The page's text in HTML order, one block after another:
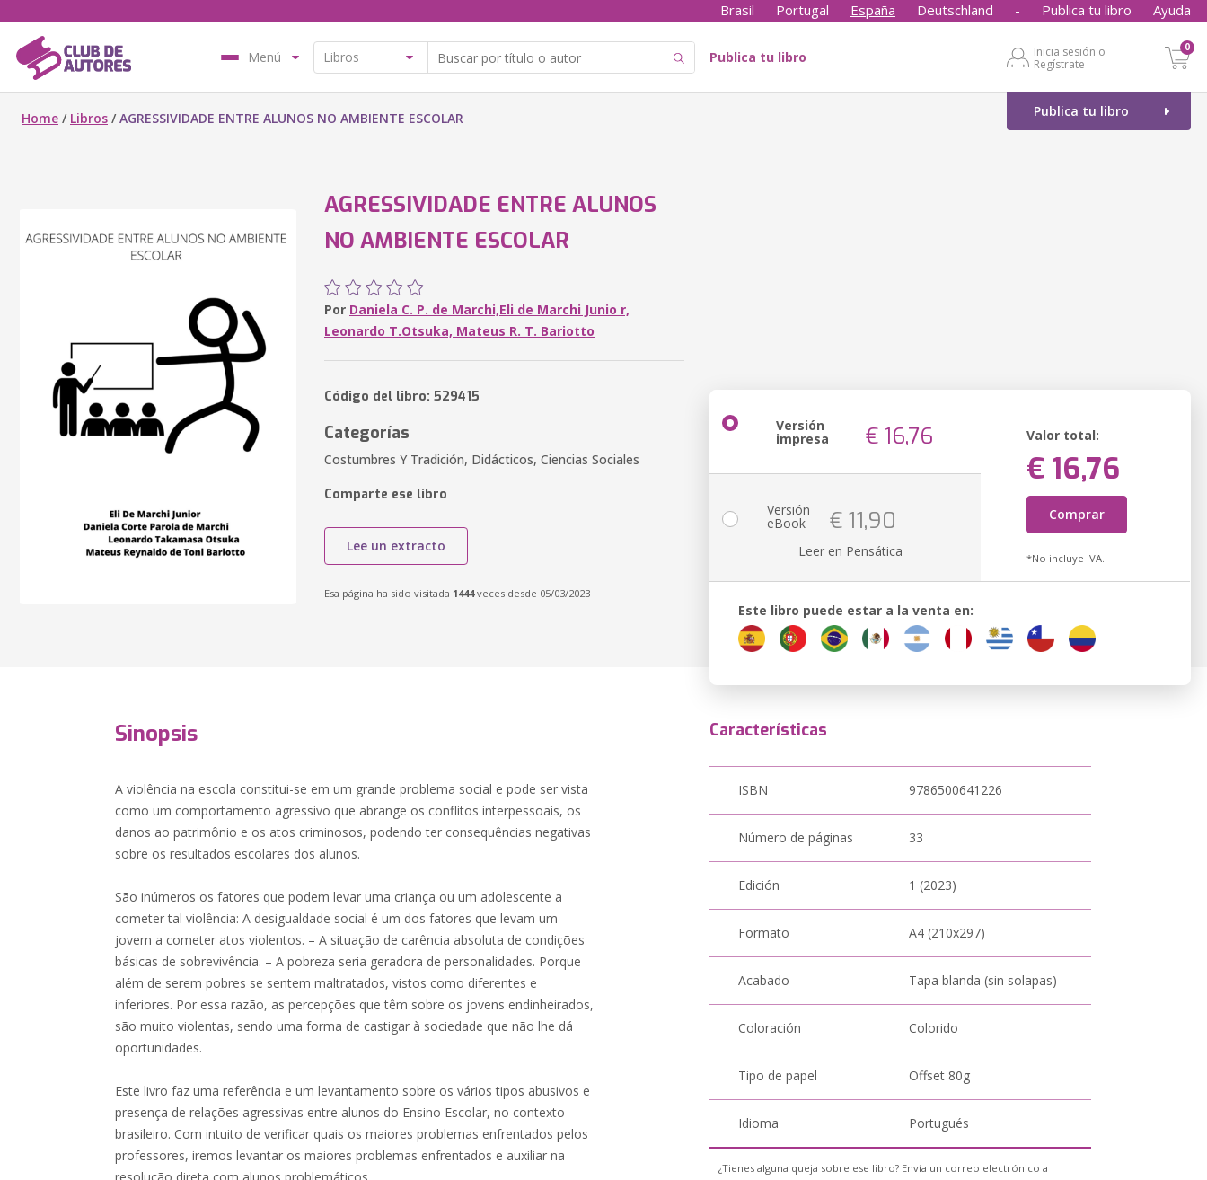
Brasil Portugal España Deutschland - Publica tu libro Ayuda
Menú Publica tu libro
Inicia sesión o
Regístrate
0
Publica tu libro
Home / Libros /AGRESSIVIDADE ENTRE ALUNOS NO AMBIENTE ESCOLAR
AGRESSIVIDADE ENTRE ALUNOS
NO AMBIENTE ESCOLAR
Por Daniela C. P. de Marchi,Eli de Marchi Junio r,
Leonardo T.Otsuka, Mateus R. T. Bariotto
Código del libro: 529415
Categorías
Costumbres Y Tradición, Didácticos, Ciencias Sociales
Comparte ese libro
Lee un extracto
Esa página ha sido visitada 1444veces desde 05/03/2023
Versión
impresa € 16,76 Valor total:
€ 16,76
Comprar
*No incluye IVA.
Versión
eBook € 11,90
Leer en Pensática
Este libro puede estar a la venta en:
Sinopsis
A violência na escola constitui-se em um grande problema social e pode ser vista
como um comportamento agressivo que abrange os conflitos interpessoais, os
danos ao patrimônio e os atos criminosos, podendo ter consequências negativas
sobre os resultados escolares dos alunos.
São inúmeros os fatores que podem levar uma criança ou um adolescente a
cometer tal violência: A desigualdade social é um dos fatores que levam um
jovem a cometer atos violentos. – A situação de carência absoluta de condições
básicas de sobrevivência. – A pobreza seria geradora de personalidades. Porque
além de serem pobres se sentem maltratados, vistos como diferentes e
inferiores. Por essa razão, as percepções que têm sobre os jovens endinheirados,
são muito violentas, sendo uma forma de castigar à sociedade que não lhe dá
oportunidades.
Este livro faz uma referência e um levantamento sobre os vários tipos abusivos e
presença de relações agressivas entre alunos do Ensino Escolar, no contexto
brasileiro. Com intuito de verificar quais os maiores problemas enfrentados pelos
professores, iremos levantar os maiores problemas enfrentados e auxiliar na
Características
ISBN 9786500641226
Número de páginas 33
Edición 1 (2023)
Formato A4 (210x297)
Acabado Tapa blanda (sin solapas)
Coloración Colorido
Tipo de papel Offset 80g
Idioma Portugués
¿Tienes alguna queja sobre ese libro? Envía un correo electrónico a